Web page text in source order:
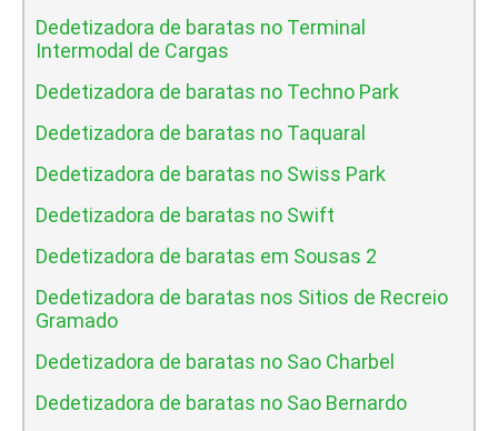
Dedetizadora de baratas no Terminal
Intermodal de Cargas
Dedetizadora de baratas no Techno Park
Dedetizadora de baratas no Taquaral
Dedetizadora de baratas no Swiss Park
Dedetizadora de baratas no Swift
Dedetizadora de baratas em Sousas 2
Dedetizadora de baratas nos Sitios de Recreio
Gramado
Dedetizadora de baratas no Sao Charbel
Dedetizadora de baratas no Sao Bernardo